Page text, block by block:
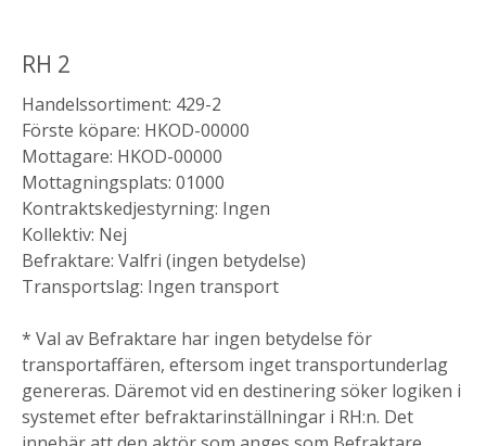
RH 2
Handelssortiment: 429-2
Förste köpare: HKOD-00000
Mottagare: HKOD-00000
Mottagningsplats: 01000
Kontraktskedjestyrning: Ingen
Kollektiv: Nej
Befraktare: Valfri (ingen betydelse)
Transportslag: Ingen transport
* Val av Befraktare har ingen betydelse för
transportaffären, eftersom inget transportunderlag
genereras. Däremot vid en destinering söker logiken i
systemet efter befraktarinställningar i RH:n. Det